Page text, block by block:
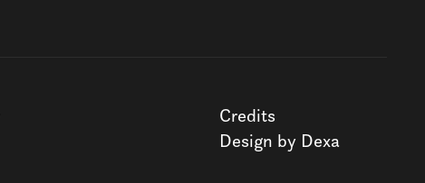
Credits
Design by Dexa